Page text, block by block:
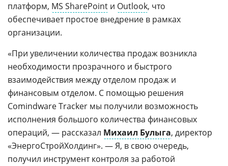
платформ, MS SharePoint и Outlook, что
обеспечивает простое внедрение в рамках
организации.
«При увеличении количества продаж возникла
необходимости прозрачного и быстрого
взаимодействия между отделом продаж и
финансовым отделом. С помощью решения
Comindware Tracker мы получили возможность
исполнения большого количества финансовых
операций, — рассказал Михаил Булыга, директор
«ЭнергоСтройХолдинг». — Я, в свою очередь,
получил инструмент контроля за работой